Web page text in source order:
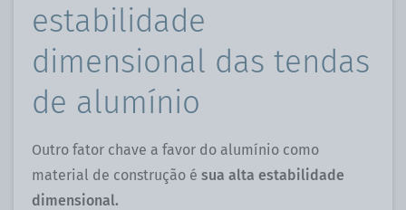
estabilidade
dimensional das tendas
de alumínio
Outro fator chave a favor do alumínio como
material de construção é sua alta estabilidade
dimensional.